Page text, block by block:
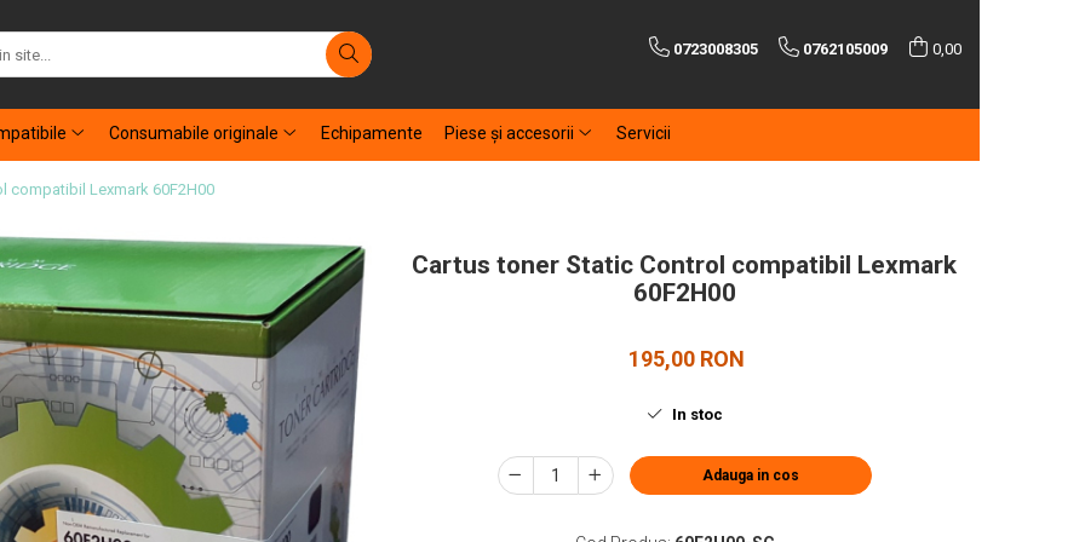
0723008305 0762105009 0,00
Consumabile originale Echipamente Piese şi accesorii Servicii
compatibil Lexmark 60F2H00
Cartus toner Static Control compatibil Lexmark
60F2H00
195,00 RON
In stoc
Adauga in cos